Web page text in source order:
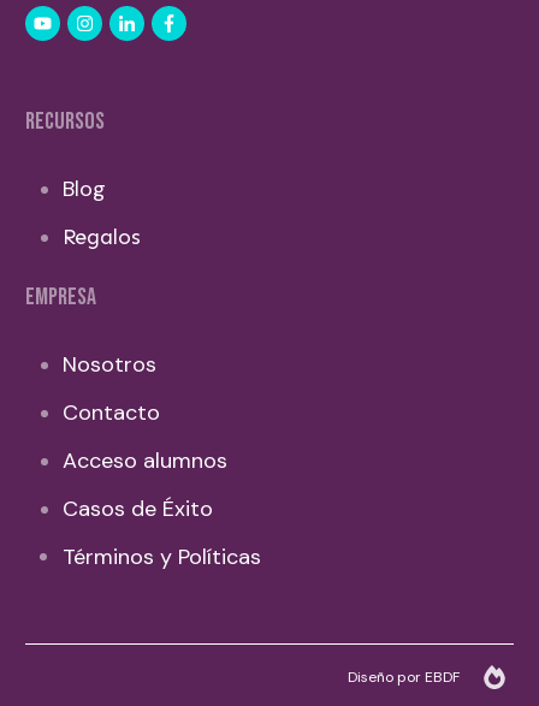
RECURSOS
Blog
Regalos
EMPRESA
Nosotros
Contacto
Acceso alumnos
Casos de Éxito
Términos y Políticas
Diseño por EBDF